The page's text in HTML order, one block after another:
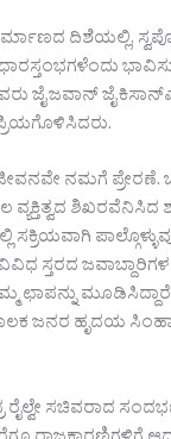
ದಿಶೆಯಲ್ಲಿ,
ಜೈ ಜವಾನ್‌ ಜೈ
ನಮಗೆ ಪ್ರೇರಣೆ.
ಶಿಖರವೆನಿಸಿದ
ಸಕ್ರಿಯವಾಗಿ
ಸ್ತರದ
ಛಾಪನ್ನು
ಜನರ ಹೃದಯ
ರೈಲ್ವೇ ಸಚಿವರಾದ